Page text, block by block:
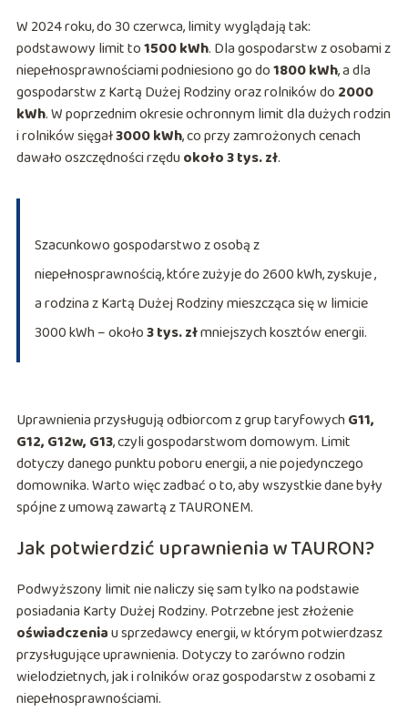
W 2024 roku, do 30 czerwca, limity wyglądają tak:
podstawowy limit to1500 kWh. Dla gospodarstw z osobami z
niepełnosprawnościami podniesiono go do1800 kWh, a dla
gospodarstw z Kartą Dużej Rodziny oraz rolników do 2000
kWh. W poprzednim okresie ochronnym limit dla dużych rodzin
i rolników sięgał3000 kWh, co przy zamrożonych cenach
dawało oszczędności rzęduokoło 3 tys. zł.
Szacunkowo gospodarstwo z osobą z
niepełnosprawnością, które zużyje do 2600 kWh, zyskuje,
a rodzina z Kartą Dużej Rodziny mieszcząca się w limicie
3000 kWh – około3 tys. złmniejszych kosztów energii.
Uprawnienia przysługują odbiorcom z grup taryfowychG11,
G12, G12w, G13, czyli gospodarstwom domowym. Limit
dotyczy danego punktu poboru energii, a nie pojedynczego
domownika. Warto więc zadbać o to, aby wszystkie dane były
spójne z umową zawartą z TAURONEM.
Jak potwierdzić uprawnienia w TAURON?
Podwyższony limit nie naliczy się sam tylko na podstawie
posiadania Karty Dużej Rodziny. Potrzebne jest złożenie
oświadczeniau sprzedawcy energii, w którym potwierdzasz
przysługujące uprawnienia. Dotyczy to zarówno rodzin
wielodzietnych, jak i rolników oraz gospodarstw z osobami z
niepełnosprawnościami.